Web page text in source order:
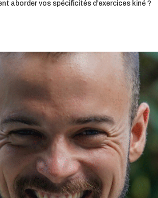
aborder vos spécificités d’exercices kiné ?